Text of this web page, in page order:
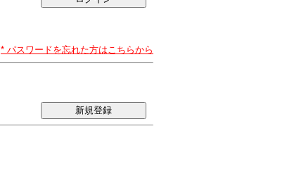
* パスワードを忘れた方はこちらから
新規登録